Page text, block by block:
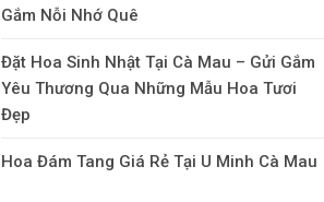
Gắm Nỗi Nhớ Quê
Đặt Hoa Sinh Nhật Tại Cà Mau – Gửi Gắm
Yêu Thương Qua Những Mẫu Hoa Tươi
Đẹp
Hoa Đám Tang Giá Rẻ Tại U Minh Cà Mau